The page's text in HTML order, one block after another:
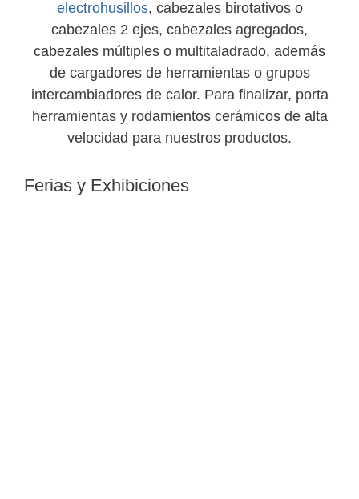
electrohusillos, cabezales birotativos o
cabezales 2 ejes, cabezales agregados,
cabezales múltiples o multitaladrado, además
de cargadores de herramientas o grupos
intercambiadores de calor. Para finalizar, porta
herramientas y rodamientos cerámicos de alta
velocidad para nuestros productos.
Ferias y Exhibiciones